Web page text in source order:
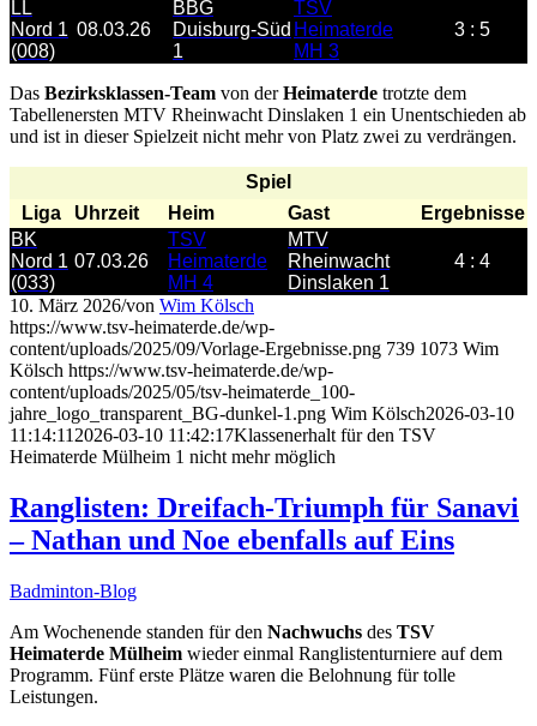
LL
Nord 1
(008)
08.03.26
BBG
Duisburg-Süd
1
TSV
Heimaterde
MH 3
3 : 5
Das Bezirksklassen-Team von derHeimaterde trotzte dem
Tabellenersten MTV Rheinwacht Dinslaken 1 ein Unentschieden ab
und ist in dieser Spielzeit nicht mehr von Platz zwei zu verdrängen.
Spiel
Liga
Uhrzeit Heim Gast
Ergebnisse
BK
Nord 1
(033)
07.03.26
TSV
Heimaterde
MH 4
MTV
Rheinwacht
Dinslaken 1
4 : 4
10. März 2026/von Wim Kölsch
https://www.tsv-heimaterde.de/wp-
content/uploads/2025/09/Vorlage-Ergebnisse.png 739 1073 Wim
Kölsch https://www.tsv-heimaterde.de/wp-
content/uploads/2025/05/tsv-heimaterde_100-
jahre_logo_transparent_BG-dunkel-1.png Wim Kölsch2026-03-10
11:14:11 2026-03-10 11:42:17Klassenerhalt für den TSV
Heimaterde Mülheim 1 nicht mehr möglich
Ranglisten: Dreifach-Triumph für Sanavi
– Nathan und Noe ebenfalls auf Eins
Badminton-Blog
Am Wochenende standen für den Nachwuchs des TSV
Heimaterde Mülheim wieder einmal Ranglistenturniere auf dem
Programm. Fünf erste Plätze waren die Belohnung für tolle
Leistungen.